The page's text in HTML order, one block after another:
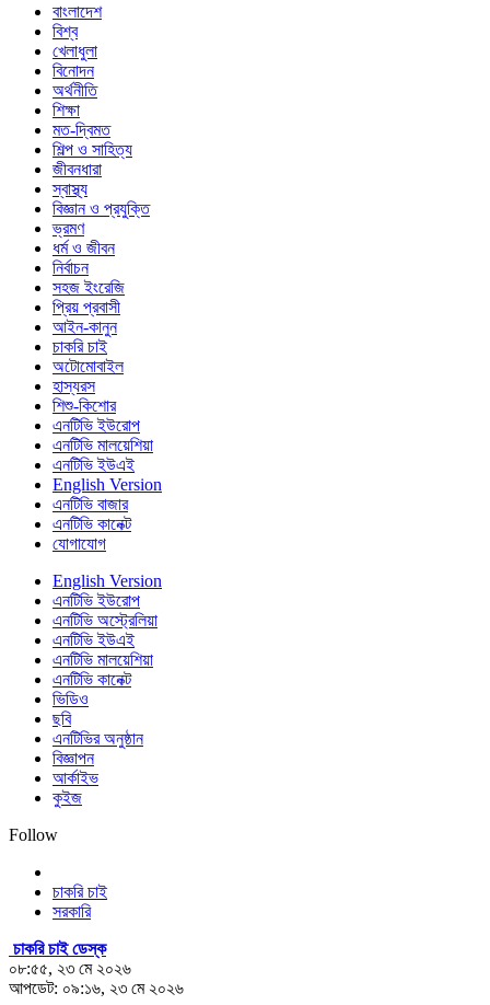
বাংলাদেশ
বিশ্ব
খেলাধুলা
বিনোদন
অর্থনীতি
শিক্ষা
মত-দ্বিমত
শিল্প ও সাহিত্য
জীবনধারা
স্বাস্থ্য
বিজ্ঞান ও প্রযুক্তি
ভ্রমণ
ধর্ম ও জীবন
নির্বাচন
সহজ ইংরেজি
প্রিয় প্রবাসী
আইন-কানুন
চাকরি চাই
অটোমোবাইল
হাস্যরস
শিশু-কিশোর
এনটিভি ইউরোপ
এনটিভি মালয়েশিয়া
এনটিভি ইউএই
English Version
এনটিভি বাজার
এনটিভি কানেক্ট
যোগাযোগ
English Version
এনটিভি ইউরোপ
এনটিভি অস্ট্রেলিয়া
এনটিভি ইউএই
এনটিভি মালয়েশিয়া
এনটিভি কানেক্ট
ভিডিও
ছবি
এনটিভির অনুষ্ঠান
বিজ্ঞাপন
আর্কাইভ
কুইজ
Follow
চাকরি চাই
সরকারি
চাকরি চাই ডেস্ক
০৮:৫৫, ২৩ মে ২০২৬
আপডেট: ০৯:১৬, ২৩ মে ২০২৬